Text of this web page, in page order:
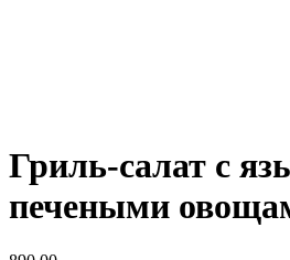
Гриль-салат с
печеными